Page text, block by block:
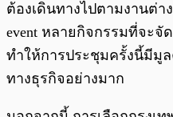
ต้องเดินทางไปตามงานต่า
event หลายกิจกรรมที่จะจั
ทำให้การประชุมครั้งนี้มีมู
ทางธุรกิจอย่างมาก